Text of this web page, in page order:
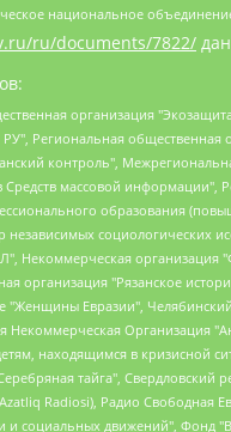
национальное
ru/documents/7822/
орган общественной самодеятельности – женское общественное объединение "Женщины Евразии", Челябинский региональный орган общественной самодеятельности "Уральская правозащитная группа", Фонд содействия защите здоровья и социальной справедливости имени Андрея Рылькова, Автономная Некоммерческая Организация "Аналитический Центр Юрия Левады", Автономная некоммерческая организация социальной поддержки населения "Проект Апрель", Региональная общественная организация помощи женщинам и детям, находящимся в кризисной ситуации "Информационно-методический центр "Анна", Фонд содействия развитию массовых коммуникаций и правовому просвещению "Так-так-Так", Фонд содействия устойчивому развитию "Серебряная тайга", Свердловский региональный общественный фонд социальных проектов "Новое время", "Idel.Реалии", Кавказ.Реалии, Крым.Реалии, Телеканал Настоящее Время, Татаро-башкирская служба Радио Свобода (Azatliq Radiosi), Радио Свободная Европа/Радио Свобода (PCE/PC), "Сибирь.Реалии", "Фактограф", Благотворительный фонд помощи осужденным и их семьям, Автономная некоммерческая организация "Институт глобализации и социальных движений", Фонд "В защиту прав заключенных", Частное учреждение "Центр поддержки и содействия развитию средств массовой информации", Пензенский региональный общественный благотворительный фонд "Гражданский союз", "Север.Реалии", Некоммерческая организация Фонд "Правовая